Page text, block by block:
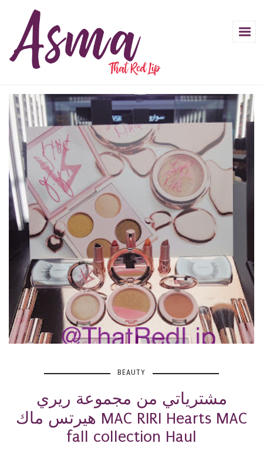
BEAUTY
مشترياتي من مجموعة ريري
هيرتس ماك MAC RIRI Hearts MAC
fall collection Haul